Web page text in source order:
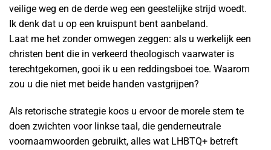
veilige weg en de derde weg een geestelijke strijd woedt.
Ik denk dat u op een kruispunt bent aanbeland.
Laat me het zonder omwegen zeggen: als u werkelijk een
christen bent die in verkeerd theologisch vaarwater is
terechtgekomen, gooi ik u een reddingsboei toe. Waarom
zou u die niet met beide handen vastgrijpen?
Als retorische strategie koos u ervoor de morele stem te
doen zwichten voor linkse taal, die genderneutrale
voornaamwoorden gebruikt, alles wat LHBTQ+ betreft